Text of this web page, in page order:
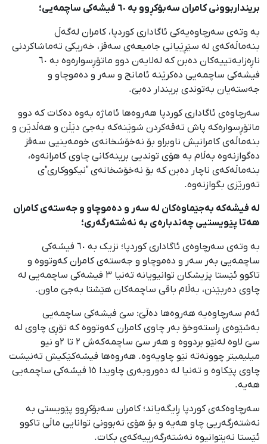
برینداربوونی کامران سەبۆکڕوو بە ٦٠ فیشەکی ساچمەیی؛
بە وتەی سەرچاوەیەکی ئاگاداری کوردپا، کامران لەگەڵ
بنەماڵەکەی لە سێڕێیانی جامیعەی سەقز، خەریکی تەماشاکردنی
ناڕەزایەتییەکان دەبن کە لەلایەن دوو ماتۆڕسوارەوە بە ٦٠
فیشەکی ساچمەیی دەکرێنە ئامانج و سەر و دەموچاو و
جەستەیان بەتوندی بریندار دەبێ.
سەرچاوەی ئاگاداری کوردپا هەروەها ئاماژە بەوە دەکات کە دوو
ماتۆڕسوارەکە پاش تەقەکردن شوێنەکە بەجێ دێڵن و هەڵدێن و
بنەماڵەی کامرانیش ناوبراو بۆ نەخۆشخانەی خومەینیی سەقز
دەگوازنەوە بەڵام بە هۆی توندیی برینەکانی چاوی کامرانەوە،
بنەماڵەکەی ناچار دەبن کە بۆ نەخۆشخانەی "نیکووکاری"ی
تەورێزی بگوازنەوە.
لە فیشەکە بەجێماوەکان لە سەر و دەموچاو و جەستەی کامران
هەتا پێویستیی چەندبارەی بە نەشتەرگەری؛
بە وتەی سەرچاوەی ئاگاداری کوردپا؛ نزیک بە ٦٠ فیشەکی
ساچمەیی بەر سەر و دەموچاو و جەستەی کامران کەوتووە و
تاکوو ئێستا پزیشکان توانیویانە تەنیا ٣ فیشەکی ساچمەیی لە
چاوی دەربێنن، بەڵام باقی ساچمەکان هێشتا بەجێ ماون.
ئەم سەرچاوەیە هەروەها دەڵێ: سێ فیشەکی ساچمەیی
بەشێوەی ڕاستەوخۆ بەر چاوی کامران کەوتووە کە تۆڕی چاوی لە
سێ لاوە لەنێو بردووە و هەر سێ ساچمەکەش ٢ تا ٢و نیو
میلیمیتر چوونەتە نێو چاویەوە. هەروەها فیشەکێکیش تەنیشت
چاوی پێکاوە و تەنیا لە دەوروبەری چاویدا ١٥ فیشەکی ساچمەیی
هەیە.
سەرچاوەکەی کوردپا ڕایگەیاند؛ کامران سەبۆكڕوو پێویستی بە
نەشتەرگەریی چاو هەیە و بۆ هۆی نەبوونی توانایی ماڵی تاکوو
ئێستا نەیتوانیوە نەشتەرگەرییەکەی بکات.